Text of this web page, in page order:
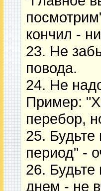
кончил -
23. Не
повода.
24. Не
Пример:
перебор,
25.
период" -
26.
днем - не